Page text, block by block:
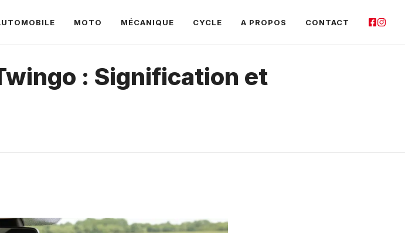
MOTO MÉCANIQUE CYCLE A PROPOS CONTACT
: Signification et